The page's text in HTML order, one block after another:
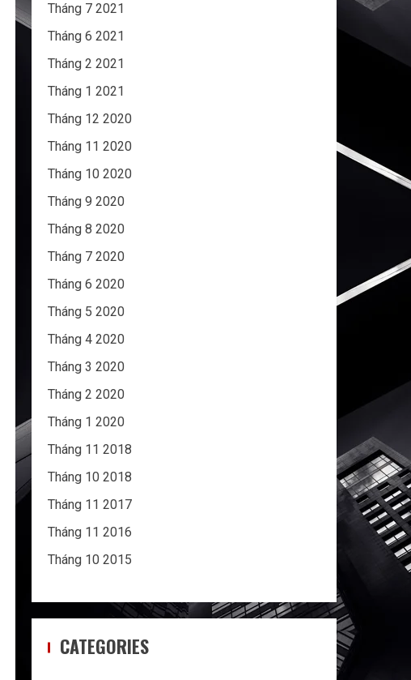
Tháng 7 2021
Tháng 6 2021
Tháng 2 2021
Tháng 1 2021
Tháng 12 2020
Tháng 11 2020
Tháng 10 2020
Tháng 9 2020
Tháng 8 2020
Tháng 7 2020
Tháng 6 2020
Tháng 5 2020
Tháng 4 2020
Tháng 3 2020
Tháng 2 2020
Tháng 1 2020
Tháng 11 2018
Tháng 10 2018
Tháng 11 2017
Tháng 11 2016
Tháng 10 2015
CATEGORIES